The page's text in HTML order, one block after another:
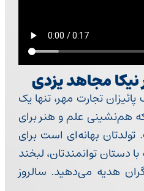
نیکا مجاهد یزدی
تجارت مهر، تنها یک
هم‌نشینی علم و هنر برای
بهانه‌ای است برای
دستان توانمندتان، لبخند
هدیه می‌دهید. سالروز